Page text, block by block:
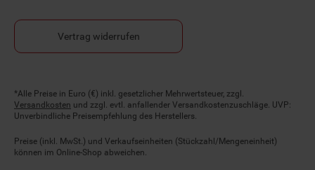
Vertrag widerrufen
Fußnoten
*Alle Preise in Euro (€) inkl. gesetzlicher Mehrwertsteuer, zzgl.
Versandkosten und zzgl. evtl. anfallender Versandkostenzuschläge. UVP:
Unverbindliche Preisempfehlung des Herstellers.
Preise (inkl. MwSt.) und Verkaufseinheiten (Stückzahl/Mengeneinheit)
können im Online-Shop abweichen.